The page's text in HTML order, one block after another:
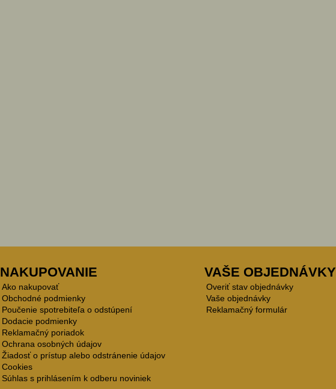
NAKUPOVANIE
Ako nakupovať
Obchodné podmienky
Poučenie spotrebiteľa o odstúpení
Dodacie podmienky
Reklamačný poriadok
Ochrana osobných údajov
Žiadosť o prístup alebo odstránenie údajov
Cookies
Súhlas s prihlásením k odberu noviniek
VAŠE OBJEDNÁVKY
Overiť stav objednávky
Vaše objednávky
Reklamačný formulár